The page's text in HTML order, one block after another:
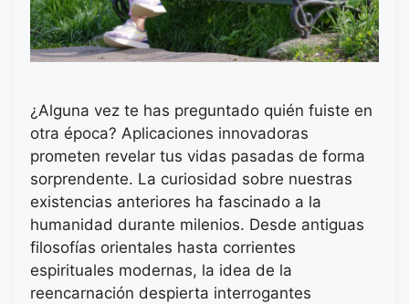
¿Alguna vez te has preguntado quién fuiste en
otra época? Aplicaciones innovadoras
prometen revelar tus vidas pasadas de forma
sorprendente. La curiosidad sobre nuestras
existencias anteriores ha fascinado a la
humanidad durante milenios. Desde antiguas
filosofías orientales hasta corrientes
espirituales modernas, la idea de la
reencarnación despierta interrogantes